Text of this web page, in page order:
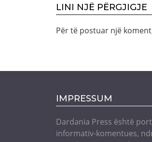
LINI NJË PËRGJIGJE
Për të postuar një
IMPRESSUM
Dardania Press është
informativ-komentues,